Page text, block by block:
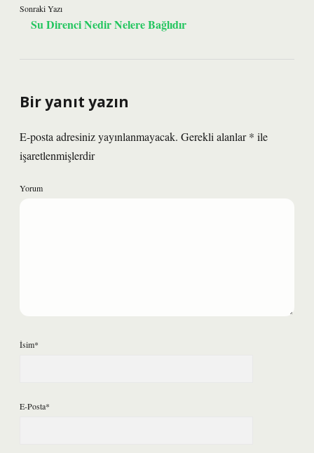
Sonraki Yazı
Su Direnci Nedir Nelere Bağlıdır
Bir yanıt yazın
E-posta adresiniz yayınlanmayacak. Gerekli alanlar* ile
işaretlenmişlerdir
Yorum
İsim*
E-Posta*